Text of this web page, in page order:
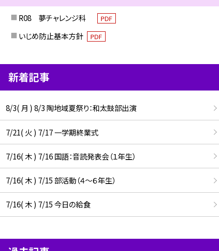
R08 夢チャレンジ科 PDF
いじめ防止基本方針 PDF
新着記事
8/3( 月 ) 8/3 陶地域夏祭り：和太鼓部出演
7/21( 火 ) 7/17 一学期終業式
7/16( 木 ) 7/16 国語：音読発表会（１年生）
7/16( 木 ) 7/15 部活動（４～６年生）
7/16( 木 ) 7/15 今日の給食